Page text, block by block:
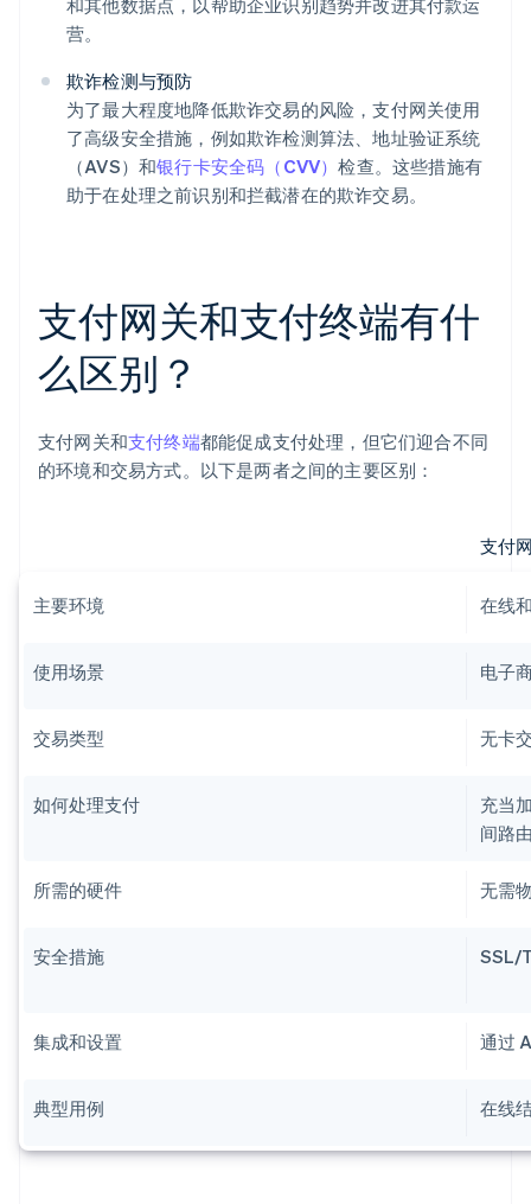
和其他数据点，以帮助企业识别趋势并改进其付款运
营。
欺诈检测与预防
为了最大程度地降低欺诈交易的风险，支付网关使用
了高级安全措施，例如欺诈检测算法、地址验证系统
（AVS）和银行卡安全码（CVV）检查。这些措施有
助于在处理之前识别和拦截潜在的欺诈交易。
支付网关和支付终端有什
么区别？
支付网关和支付终端都能促成支付处理，但它们迎合不同
的环境和交易方式。以下是两者之间的主要区别：
支付
主要环境 在线
使用场景 电子
交易类型 无卡
如何处理支付
充当
间路
所需的硬件 无需
安全措施 SSL/
集成和设置 通过
典型用例 在线